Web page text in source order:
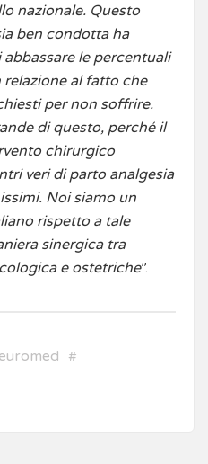
nazionale. Questo
ben condotta ha
le percentuali
al fatto che
per non soffrire.
di questo, perché il
chirurgico
veri di parto analgesia
Noi siamo un
rispetto a tale
sinergica tra
e ostetriche”.
#